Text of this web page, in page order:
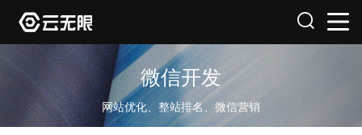
微信开发
网站优化、整站排名、微信营销